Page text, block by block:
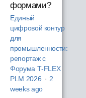
формами?
Единый
цифровой контур
для
промышленности:
репортаж с
Форума T‑FLEX
PLM 2026 · 2
weeks ago